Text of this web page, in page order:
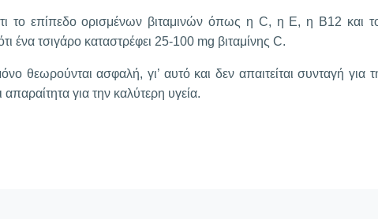
το επίπεδο ορισμένων βιταμινών όπως η C, η E, η B12 και
ένα τσιγάρο καταστρέφει 25-100 mg βιταμίνης C.
θεωρούνται ασφαλή, γι’ αυτό και δεν απαιτείται συνταγή για
για την καλύτερη υγεία.